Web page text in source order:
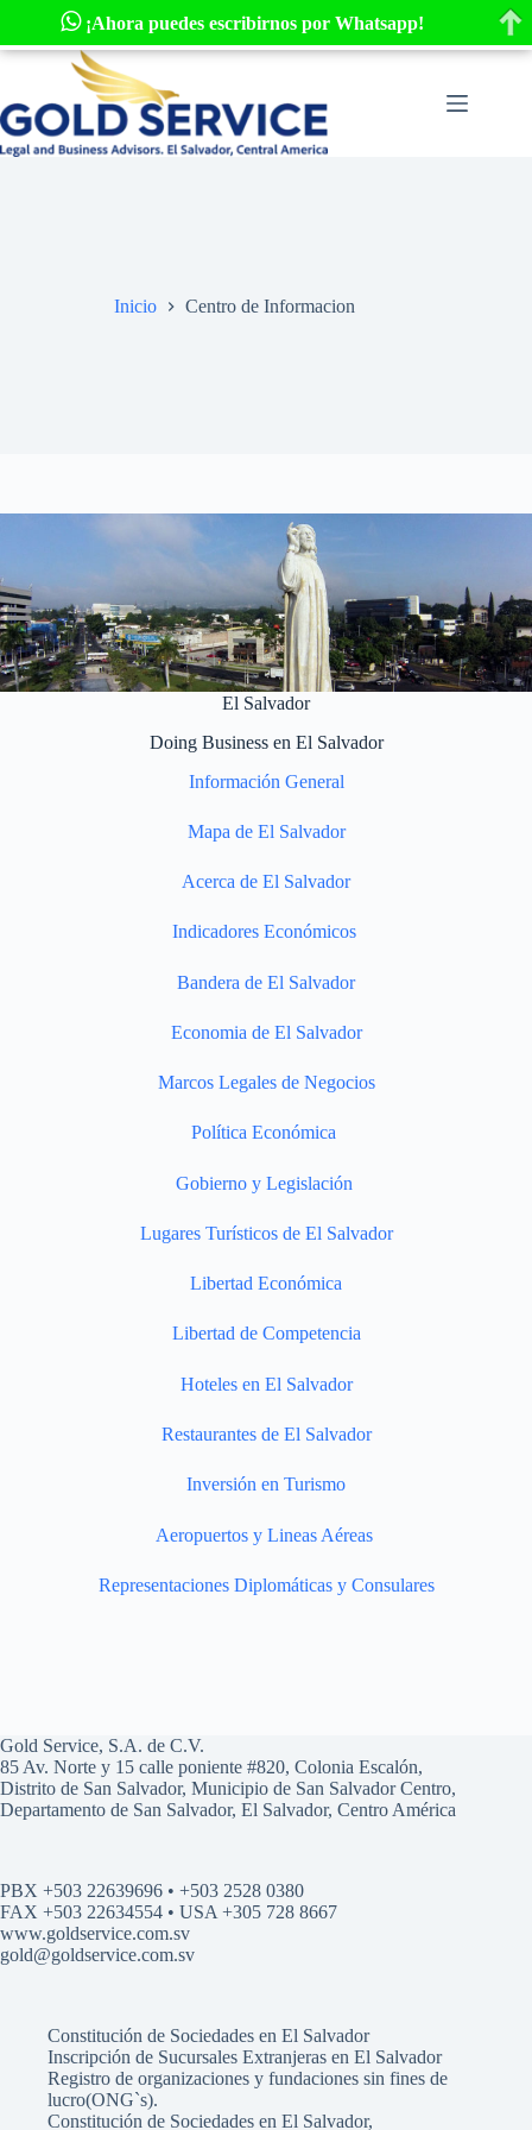
Saltar
contenido
Inicio Centro de Informacion
El Salvador
Doing Business en El Salvador
Información General
Mapa de El Salvador
Acerca de El Salvador
Indicadores Económicos
Bandera de El Salvador
Economia de El Salvador
Marcos Legales de Negocios
Política Económica
Gobierno y Legislación
Lugares Turísticos de El Salvador
Libertad Económica
Libertad de Competencia
Hoteles en El Salvador
Restaurantes de El Salvador
Inversión en Turismo
Aeropuertos y Lineas Aéreas
Representaciones Diplomáticas y Consulares
Gold Service, S.A. de C.V.
85 Av. Norte y 15 calle poniente #820, Colonia Escalón,
Distrito de San Salvador, Municipio de San Salvador Centro,
Departamento de San Salvador, El Salvador, Centro América
PBX +503 22639696 • +503 2528 0380
FAX +503 22634554 • USA +305 728 8667
www.goldservice.com.sv
gold@goldservice.com.sv
Constitución de Sociedades en El Salvador
Inscripción de Sucursales Extranjeras en El Salvador
Registro de organizaciones y fundaciones sin fines de
lucro(ONG`s).
Constitución de Sociedades en El Salvador,
¡Ahora puedes escribirnos por Whatsapp!